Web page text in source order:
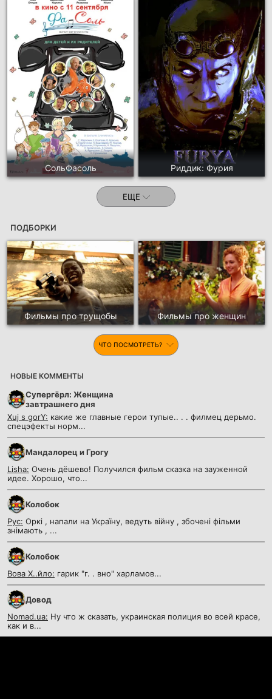
СольФасоль Риддик: Фурия
ЕЩЕ
ПОДБОРКИ
Фильмы про трущобы Фильмы про женщин
ЧТО ПОСМОТРЕТЬ?
НОВЫЕ КОММЕНТЫ
Супергёрл: Женщина
завтрашнего дня
Xuj s gorY: какие же главные герои тупые.. . . филмец дерьмо.
спецэфекты норм...
Мандалорец и Грогу
Lisha: Очень дёшево! Получился фильм сказка на зауженной
идее. Хорошо, что...
Колобок
Рус: Оркі , напали на Україну, ведуть війну , збочені фільми
знімають , ...
Колобок
Вова Х..йло: гарик "г. . вно" харламов...
Довод
Nomad.ua: Ну что ж сказать, украинская полиция во всей красе,
как и в...